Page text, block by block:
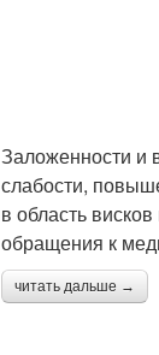
Заложенности и
слабости,
в область
обращения к
читать дальше →